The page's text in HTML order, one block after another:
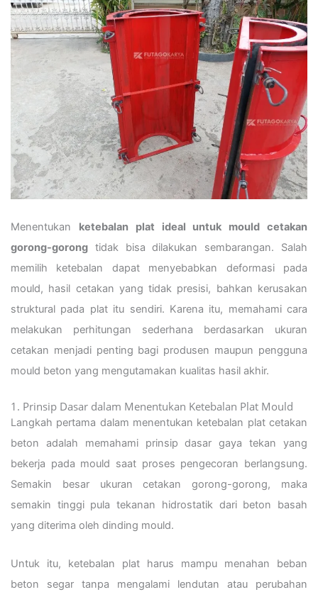
Menentukan ketebalan plat ideal untuk mould cetakan
gorong-gorong tidak bisa dilakukan sembarangan. Salah
memilih ketebalan dapat menyebabkan deformasi pada
mould, hasil cetakan yang tidak presisi, bahkan kerusakan
struktural pada plat itu sendiri. Karena itu, memahami cara
melakukan perhitungan sederhana berdasarkan ukuran
cetakan menjadi penting bagi produsen maupun pengguna
mould beton yang mengutamakan kualitas hasil akhir.
1. Prinsip Dasar dalam Menentukan Ketebalan Plat Mould
Langkah pertama dalam menentukan ketebalan plat cetakan
beton adalah memahami prinsip dasar gaya tekan yang
bekerja pada mould saat proses pengecoran berlangsung.
Semakin besar ukuran cetakan gorong-gorong, maka
semakin tinggi pula tekanan hidrostatik dari beton basah
yang diterima oleh dinding mould.
Untuk itu, ketebalan plat harus mampu menahan beban
beton segar tanpa mengalami lendutan atau perubahan